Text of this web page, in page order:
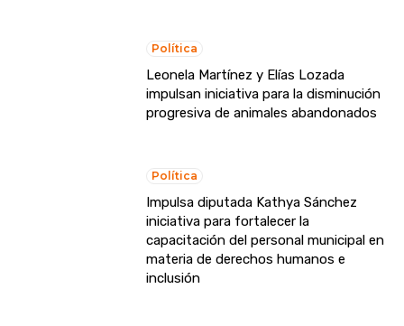
Política
Leonela Martínez y Elías Lozada
impulsan iniciativa para la disminución
progresiva de animales abandonados
Política
Impulsa diputada Kathya Sánchez
iniciativa para fortalecer la
capacitación del personal municipal en
materia de derechos humanos e
inclusión